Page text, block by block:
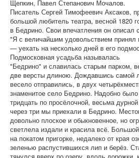
Щепкин, Павел Степанович Мочалов.
Писатель Сергей Тимофеевич Аксаков,
большой любитель театра, весной 1820
в Бедрино. Свои впечатления он
"Я с величайшим удовольствием принял
— уехать на несколько дней в его
Подмосковная усадьба называлась
"Бедрино" и славилась старым парком,
две версты длиною. Дождавшись самой
весело отправились, в двух
знаменитое село Бедрино. Надобно было
тридцать по просёлочной, весьма
через три мы приехали в Бедрино.
довольно плоское и обыкновенное, но
светлела издали и красила всё.
на покатом пригорке, недалеко от края
зеленью распустившихся лип и берёз.